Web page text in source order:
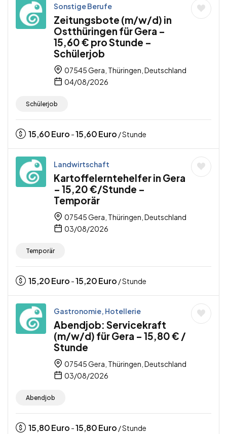
Sonstige Berufe
Zeitungsbote (m/w/d) in
Ostthüringen für Gera –
15,60 € pro Stunde –
Schülerjob
07545 Gera, Thüringen, Deutschland
04/08/2026
Schülerjob
15,60Euro -15,60Euro / Stunde
Landwirtschaft
Kartoffelerntehelfer in Gera
– 15,20 €/Stunde –
Temporär
07545 Gera, Thüringen, Deutschland
03/08/2026
Temporär
15,20Euro -15,20Euro / Stunde
Gastronomie, Hotellerie
Abendjob: Servicekraft
(m/w/d) für Gera – 15,80 € /
Stunde
07545 Gera, Thüringen, Deutschland
03/08/2026
Abendjob
15,80Euro -15,80Euro / Stunde